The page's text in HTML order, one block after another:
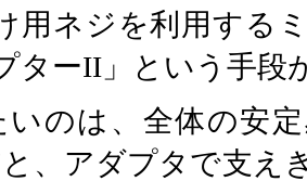
用ネジを利用する
ターII」という手段
いのは、全体の安
、アダプタで支え